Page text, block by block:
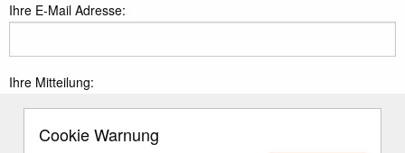
Ihre E-Mail Adresse:
Ihre Mitteilung:
Cookie Warnung